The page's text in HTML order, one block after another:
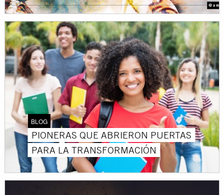
BLOG
PIONERAS QUE ABRIERON PUERTAS
PARA LA TRANSFORMACIÓN